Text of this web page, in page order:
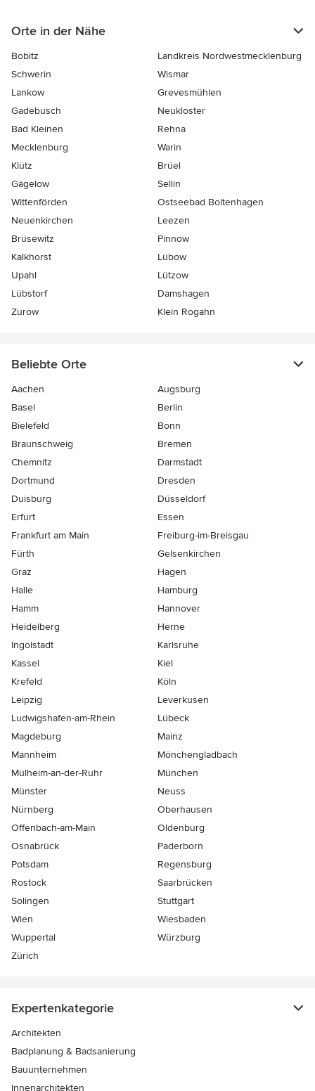
Orte in der Nähe
Bobitz
Landkreis Nordwestmecklenburg
Schwerin
Wismar
Lankow
Grevesmühlen
Gadebusch
Neukloster
Bad Kleinen
Rehna
Mecklenburg
Warin
Klütz
Brüel
Gägelow
Sellin
Wittenförden
Ostseebad Boltenhagen
Neuenkirchen
Leezen
Brüsewitz
Pinnow
Kalkhorst
Lübow
Upahl
Lützow
Lübstorf
Damshagen
Zurow
Klein Rogahn
Beliebte Orte
Aachen
Augsburg
Basel
Berlin
Bielefeld
Bonn
Braunschweig
Bremen
Chemnitz
Darmstadt
Dortmund
Dresden
Duisburg
Düsseldorf
Erfurt
Essen
Frankfurt am Main
Freiburg-im-Breisgau
Fürth
Gelsenkirchen
Graz
Hagen
Halle
Hamburg
Hamm
Hannover
Heidelberg
Herne
Ingolstadt
Karlsruhe
Kassel
Kiel
Krefeld
Köln
Leipzig
Leverkusen
Ludwigshafen-am-Rhein
Lübeck
Magdeburg
Mainz
Mannheim
Mönchen­gladbach
Mülheim-an-der-Ruhr
München
Münster
Neuss
Nürnberg
Oberhausen
Offenbach-am-Main
Oldenburg
Osnabrück
Paderborn
Potsdam
Regensburg
Rostock
Saarbrücken
Solingen
Stuttgart
Wien
Wiesbaden
Wuppertal
Würzburg
Zürich
Expertenkategorie
Architekten
Badplanung & Badsanierung
Bauunternehmen
Innenarchitekten